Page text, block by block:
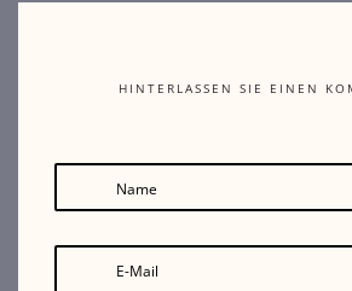
HINTERLASSEN SIE EINEN
Name
E-Mail